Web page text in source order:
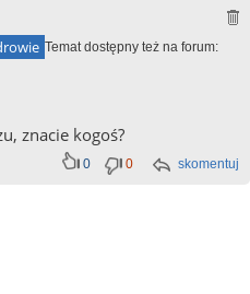
Temat dostępny też na forum:
znacie kogoś?
skomentuj
0 0